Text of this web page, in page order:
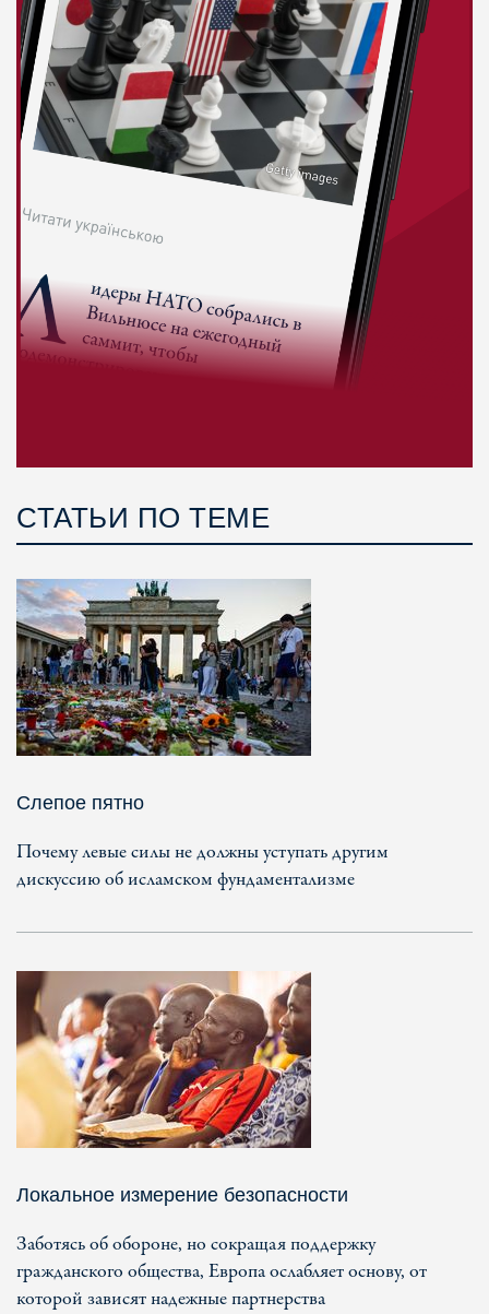
СТАТЬИ ПО ТЕМЕ
Слепое пятно
Почему левые силы не должны уступать другим
дискуссию об исламском фундаментализме
Локальное измерение безопасности
Заботясь об обороне, но сокращая поддержку
гражданского общества, Европа ослабляет основу, от
которой зависят надежные партнерства